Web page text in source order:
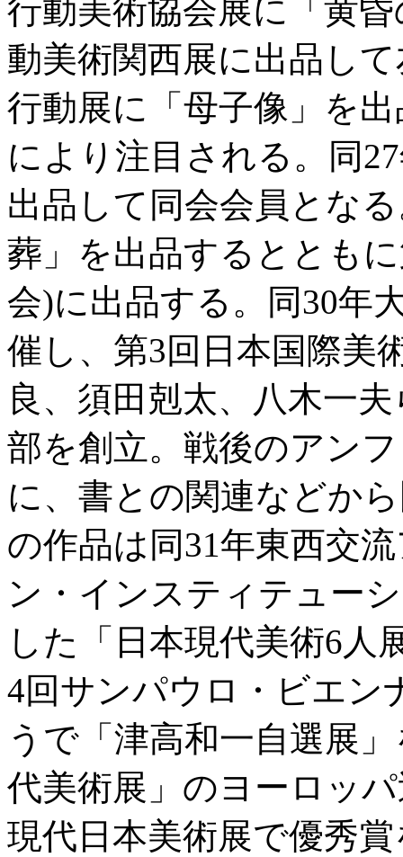
行動美術協会展に「黄
動美術関西展に出品し
行動展に「母子像」を
により注目される。同
出品して同会会員とな
葬」を出品するととも
会)に出品する。同30年
催し、第3回日本国際美
良、須田剋太、八木一
部を創立。戦後のアン
に、書との関連などか
の作品は同31年東西交
ン・インスティテュー
した「日本現代美術6人
4回サンパウロ・ビエン
うで「津高和一自選展
代美術展」のヨーロッ
現代日本美術展で優秀